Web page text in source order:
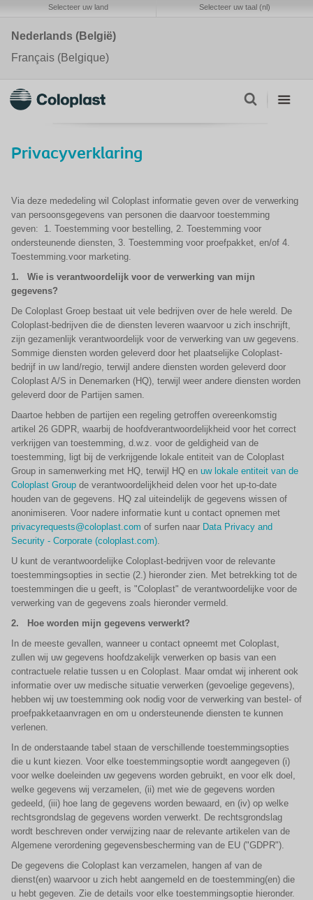
Selecteer uw land Selecteer uw taal (nl)
Nederlands (België)
Français (Belgique)
Privacyverklaring
Via deze mededeling wil Coloplast informatie geven over de verwerking
van persoonsgegevens van personen die daarvoor toestemming
geven: 1. Toestemming voor bestelling, 2. Toestemming voor
ondersteunende diensten, 3. Toestemming voor proefpakket, en/of 4.
Toestemming.voor marketing.
1. Wie is verantwoordelijk voor de verwerking van mijn
gegevens?
De Coloplast Groep bestaat uit vele bedrijven over de hele wereld. De
Coloplast-bedrijven die de diensten leveren waarvoor u zich inschrijft,
zijn gezamenlijk verantwoordelijk voor de verwerking van uw gegevens.
Sommige diensten worden geleverd door het plaatselijke Coloplast-
bedrijf in uw land/regio, terwijl andere diensten worden geleverd door
Coloplast A/S in Denemarken (HQ), terwijl weer andere diensten worden
geleverd door de Partijen samen.
Daartoe hebben de partijen een regeling getroffen overeenkomstig
artikel 26 GDPR, waarbij de hoofdverantwoordelijkheid voor het correct
verkrijgen van toestemming, d.w.z. voor de geldigheid van de
toestemming, ligt bij de verkrijgende lokale entiteit van de Coloplast
Group in samenwerking met HQ, terwijl HQ en uw lokale entiteit van de
Coloplast Group de verantwoordelijkheid delen voor het up-to-date
houden van de gegevens. HQ zal uiteindelijk de gegevens wissen of
anonimiseren. Voor nadere informatie kunt u contact opnemen met
privacyrequests@coloplast.com of surfen naar Data Privacy and
Security - Corporate (coloplast.com).
U kunt de verantwoordelijke Coloplast-bedrijven voor de relevante
toestemmingsopties in sectie (2.) hieronder zien. Met betrekking tot de
toestemmingen die u geeft, is "Coloplast" de verantwoordelijke voor de
verwerking van de gegevens zoals hieronder vermeld.
2.
Hoe worden mijn gegevens verwerkt?
In de meeste gevallen, wanneer u contact opneemt met Coloplast,
zullen wij uw gegevens hoofdzakelijk verwerken op basis van een
contractuele relatie tussen u en Coloplast. Maar omdat wij inherent ook
informatie over uw medische situatie verwerken (gevoelige gegevens),
hebben wij uw toestemming ook nodig voor de verwerking van bestel- of
proefpakketaanvragen en om u ondersteunende diensten te kunnen
verlenen.
In de onderstaande tabel staan de verschillende toestemmingsopties
die u kunt kiezen. Voor elke toestemmingsoptie wordt aangegeven (i)
voor welke doeleinden uw gegevens worden gebruikt, en voor elk doel,
welke gegevens wij verzamelen, (ii) met wie de gegevens worden
gedeeld, (iii) hoe lang de gegevens worden bewaard, en (iv) op welke
rechtsgrondslag de gegevens worden verwerkt. De rechtsgrondslag
wordt beschreven onder verwijzing naar de relevante artikelen van de
Algemene verordening gegevensbescherming van de EU ("GDPR").
De gegevens die Coloplast kan verzamelen, hangen af van de
dienst(en) waarvoor u zich hebt aangemeld en de toestemming(en) die
u hebt gegeven. Zie de details voor elke toestemmingsoptie hieronder.